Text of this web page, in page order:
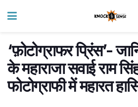
‘फ़ोटोग्राफर प्रिंस’-
के महाराजा सवाई राम
फोटोग्राफी में महारत